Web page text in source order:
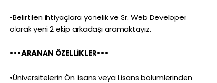
•Belirtilen ihtiyaçlara yönelik ve Sr. Web Developer
olarak yeni 2 ekip arkadaşı aramaktayız.
•••ARANAN ÖZELLİKLER•••
•Üniversitelerin Ön lisans veya Lisans bölümlerinden